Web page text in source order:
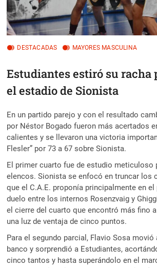
DESTACADAS MAYORES MASCULINA
Estudiantes estiró su racha
el estadio de Sionista
En un partido parejo y con el resultado
por Néstor Bogado fueron más acertados
calientes y se llevaron una victoria
Flesler” por 73 a 67 sobre Sionista.
El primer cuarto fue de estudio meticuloso
elencos. Sionista se enfocó en truncar los
que el C.A.E. proponía principalmente en el
duelo entre los internos Rosenzvaig y
el cierre del cuarto que encontró más fino
una luz de ventaja de cinco puntos.
Para el segundo parcial, Flavio Sosa movió
banco y sorprendió a Estudiantes,
cinco tantos y hasta superándolo en el